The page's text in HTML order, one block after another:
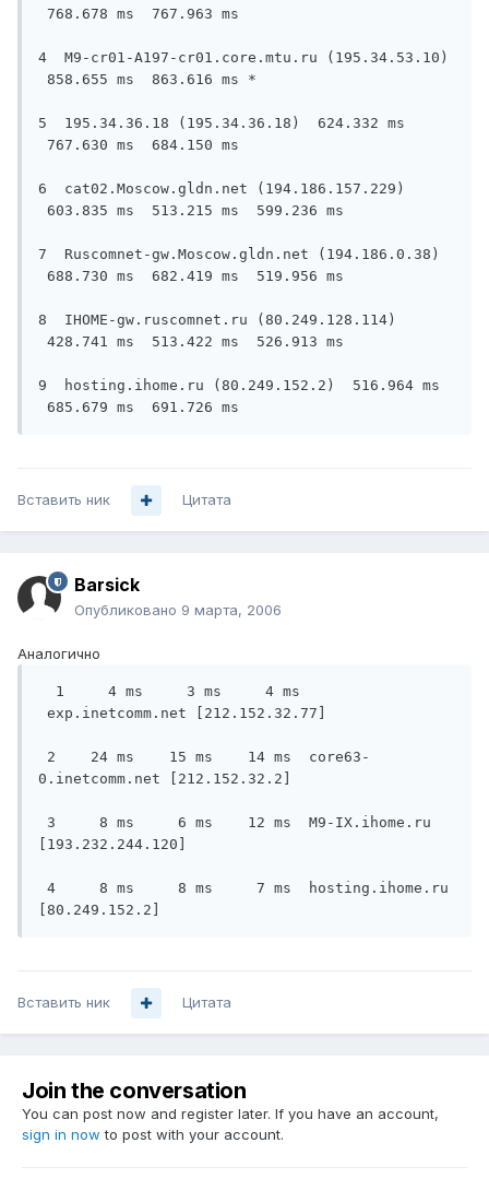
768.678 ms  767.963 ms
4  M9-cr01-A197-cr01.core.mtu.ru (195.34.53.10)
858.655 ms  863.616 ms *
5  195.34.36.18 (195.34.36.18)  624.332 ms
767.630 ms  684.150 ms
6  cat02.Moscow.gldn.net (194.186.157.229)
603.835 ms  513.215 ms  599.236 ms
7  Ruscomnet-gw.Moscow.gldn.net (194.186.0.38)
688.730 ms  682.419 ms  519.956 ms
8  IHOME-gw.ruscomnet.ru (80.249.128.114)
428.741 ms  513.422 ms  526.913 ms
9  hosting.ihome.ru (80.249.152.2)  516.964 ms
685.679 ms  691.726 ms
Вставить ник Цитата
Barsick
Опубликовано 9 марта, 2006
Аналогично
exp.inetcomm.net [212.152.32.77]
2    24 ms    15 ms    14 ms  core63-
0.inetcomm.net [212.152.32.2]
3     8 ms     6 ms    12 ms  M9-IX.ihome.ru
[193.232.244.120]
4     8 ms     8 ms     7 ms  hosting.ihome.ru
[80.249.152.2]
Вставить ник Цитата
Join the conversation
You can post now and register later. If you have an account,
sign in now to post with your account.